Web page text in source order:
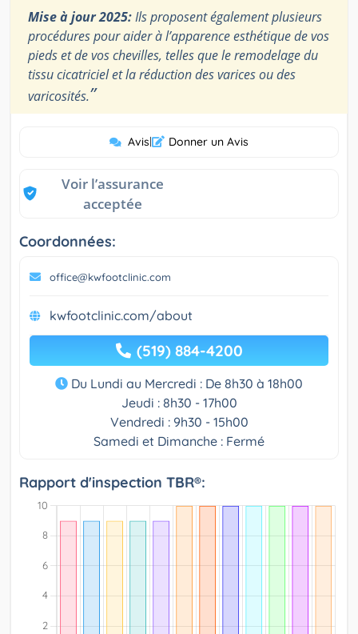
Mise à jour 2025:Ils proposent également plusieurs
procédures pour aider à l’apparence esthétique de vos
pieds et de vos chevilles, telles que le remodelage du
tissu cicatriciel et la réduction des varices ou des
varicosités.”
Avis| Donner un Avis
Voir l’assurance
acceptée
Coordonnées:
office@kwfootclinic.com
kwfootclinic.com/about
(519) 884-4200
Du Lundi au Mercredi : De 8h30 à 18h00
Jeudi : 8h30 - 17h00
Vendredi : 9h30 - 15h00
Samedi et Dimanche : Fermé
Rapport d'inspection TBR®: